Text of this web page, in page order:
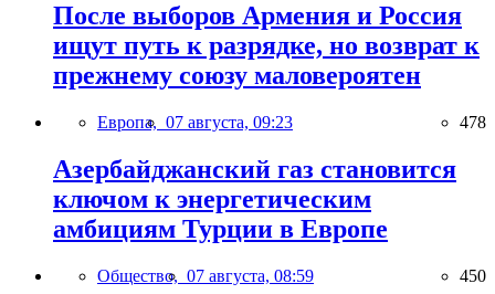
После выборов Армения и Россия
ищут путь к разрядке, но возврат к
прежнему союзу маловероятен
Европа, 07 августа, 09:23 478
Азербайджанский газ становится
ключом к энергетическим
амбициям Турции в Европе
Общество, 07 августа, 08:59 450